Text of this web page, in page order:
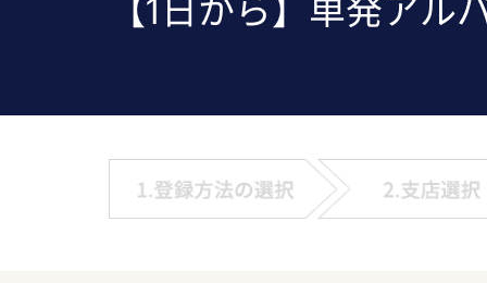
【1日から】単発アル